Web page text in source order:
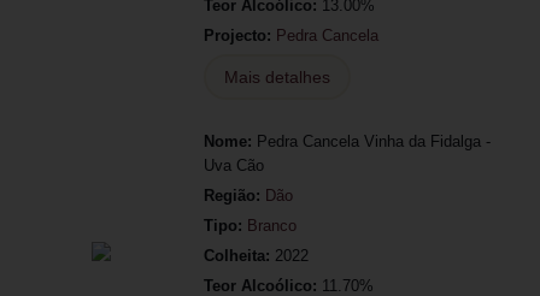
Teor Alcoólico: 13.00%
Projecto: Pedra Cancela
Mais detalhes
Nome: Pedra Cancela Vinha da Fidalga -
Uva Cão
Região: Dão
Tipo: Branco
Colheita: 2022
Teor Alcoólico: 11.70%